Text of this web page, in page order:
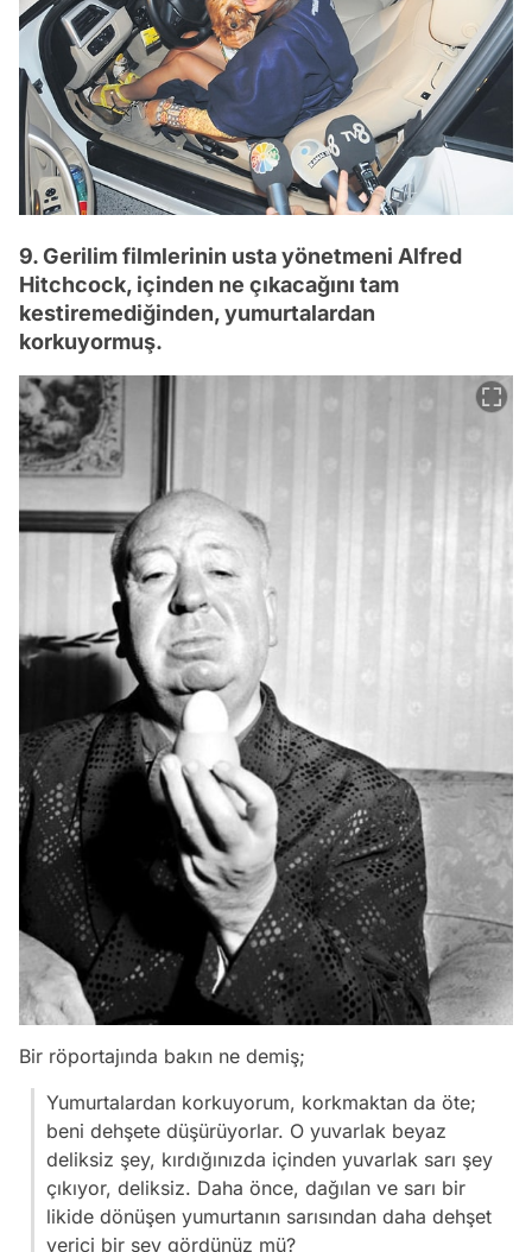
9. Gerilim filmlerinin usta yönetmeni Alfred
Hitchcock, içinden ne çıkacağını tam
kestiremediğinden, yumurtalardan
korkuyormuş.
Bir röportajında bakın ne demiş;
Yumurtalardan korkuyorum, korkmaktan da öte;
beni dehşete düşürüyorlar. O yuvarlak beyaz
deliksiz şey, kırdığınızda içinden yuvarlak sarı şey
çıkıyor, deliksiz. Daha önce, dağılan ve sarı bir
likide dönüşen yumurtanın sarısından daha dehşet
verici bir şey gördünüz mü?